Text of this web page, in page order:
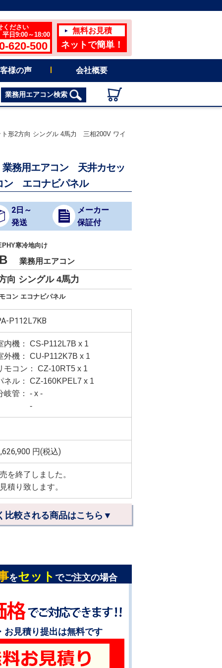
ください
日9:00～18:00
620-500
無料お見積
ネットで簡単！
様の声 会社概要
業務用エアコン検索
形2方向 シングル 4馬力 三相200V ワイ
務用エアコン 天井カセッ
ン エコナビパネル
2日～
発送
メーカー
保証付
寒冷地向け
業務用エアコン
向 シングル 4馬力
コン エコナビパネル
P112L7KB
内機： CS-P112L7B x 1
外機： CU-P112K7B x 1
モコン： CZ-10RT5 x 1
ネル： CZ-160KPEL7 x 1
岐管： - x -
円(税込)
を終了しました。
積り致します。
比較される商品はこちら▼
をセット でご注文の場合
お見積り提出は無料です